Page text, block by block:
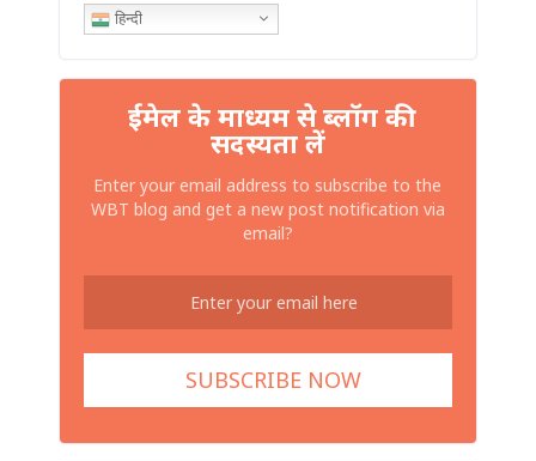
हिन्दी
ईमेल के माध्यम से ब्लॉग की
सदस्यता लें
Enter your email address to subscribe to the
WBT blog and get a new post notification via
email?